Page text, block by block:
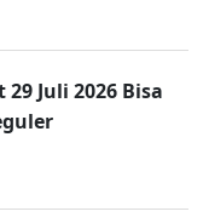
Juli 2026 Bisa